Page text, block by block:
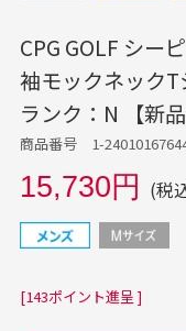
CPG GOLF シー
袖モックネック
ランク：N 【新
商品番号 1-
15,730円 (税
[143ポイント進呈 ]